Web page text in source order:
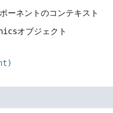
ーネントのコンテキスト
オブジェクト